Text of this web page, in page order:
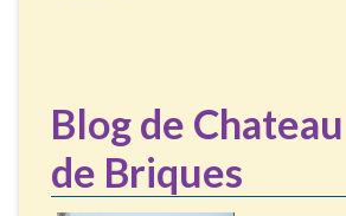
Blog de
de Briques